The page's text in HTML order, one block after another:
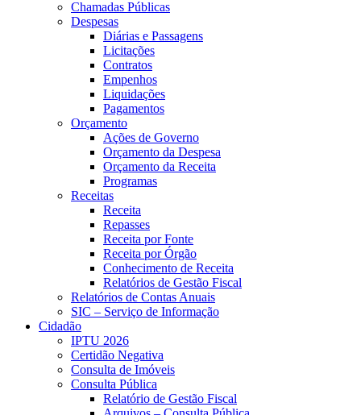
Chamadas Públicas
Despesas
Diárias e Passagens
Licitações
Contratos
Empenhos
Liquidações
Pagamentos
Orçamento
Ações de Governo
Orçamento da Despesa
Orçamento da Receita
Programas
Receitas
Receita
Repasses
Receita por Fonte
Receita por Órgão
Conhecimento de Receita
Relatórios de Gestão Fiscal
Relatórios de Contas Anuais
SIC – Serviço de Informação
Cidadão
IPTU 2026
Certidão Negativa
Consulta de Imóveis
Consulta Pública
Relatório de Gestão Fiscal